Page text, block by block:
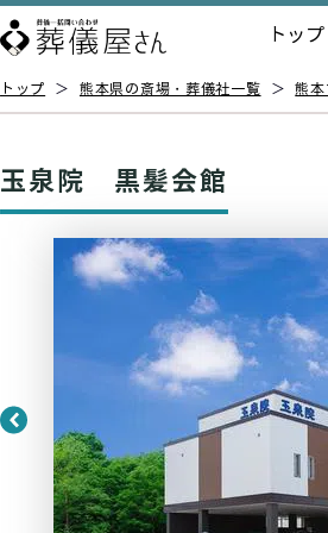
トップ
トップ ＞ 熊本県の斎場・葬儀社一覧 ＞ 熊
玉泉院 黒髪会館